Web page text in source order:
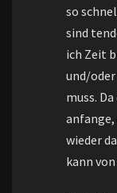
so
sind
ich Zeit
und/
muss.
wieder
kann